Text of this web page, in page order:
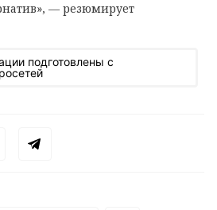
— резюмирует
подготовлены с